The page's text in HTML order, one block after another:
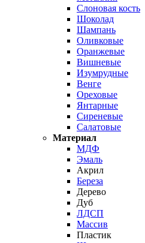
Слоновая кость
Шоколад
Шампань
Оливковые
Оранжевые
Вишневые
Изумрудные
Венге
Ореховые
Янтарные
Сиреневые
Салатовые
Материал
МДФ
Эмаль
Акрил
Береза
Дерево
Дуб
ЛДСП
Массив
Пластик